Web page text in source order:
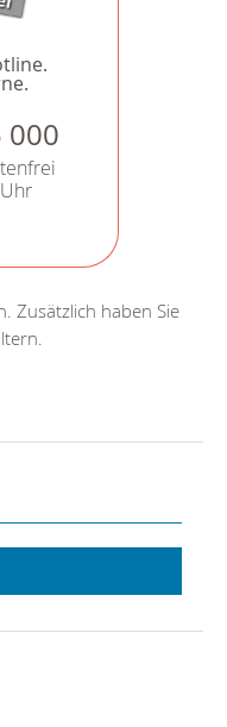
000
Zusätzlich haben Sie